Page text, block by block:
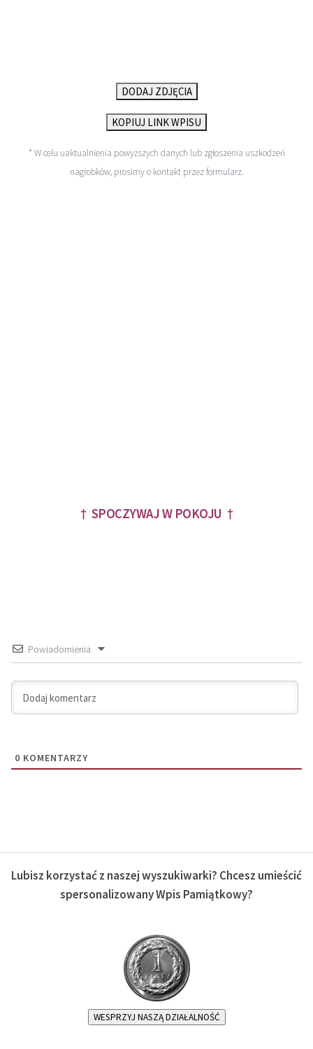
DODAJ ZDJĘCIA
KOPIUJ LINK WPISU
* W celu uaktualnienia powyższych danych lub zgłoszenia uszkodzeń
nagrobków, prosimy o kontakt przezformularz.
† SPOCZYWAJ W POKOJU †
Powiadomienia
0 KOMENTARZY
Lubisz korzystać z naszej wyszukiwarki? Chcesz umieścić
spersonalizowany Wpis Pamiątkowy?
WESPRZYJ NASZĄ DZIAŁALNOŚĆ